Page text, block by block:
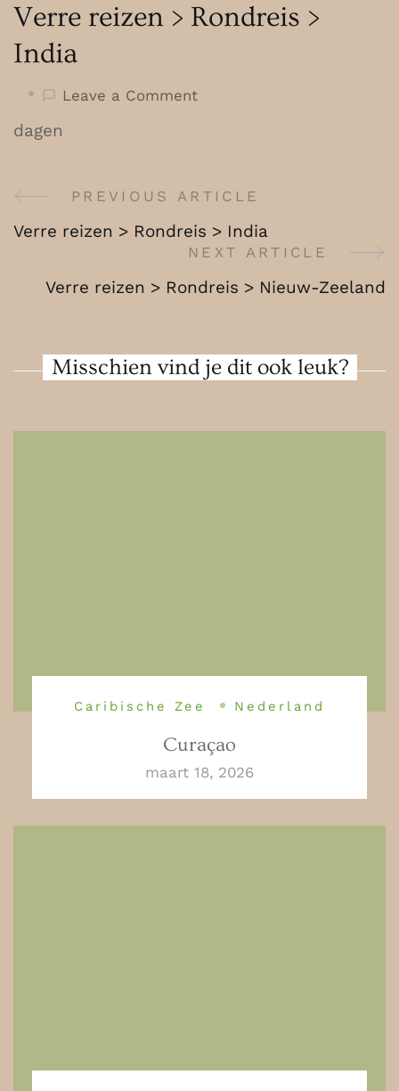
Verre reizen > Rondreis >
India
Leave a Commenton
India
dagen
Post
Navigation
PREVIOUS ARTICLE
Verre reizen > Rondreis > India
NEXT ARTICLE
Verre reizen > Rondreis > Nieuw-Zeeland
Misschien vind je dit ook leuk?
Caribische Zee Nederland
Curaçao
maart 18, 2026